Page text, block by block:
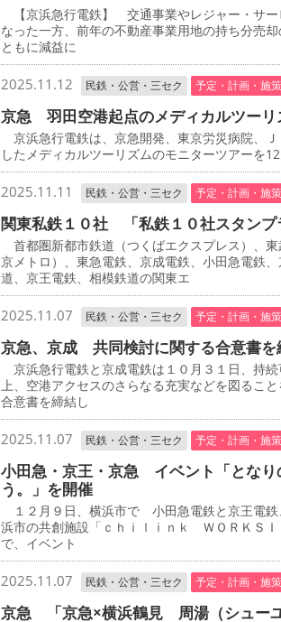
【京浜急行電鉄】 交通事業やレジャー・サー
なった一方、前年の不動産事業用地の持ち分売
ともに減益に
2025.11.12 民鉄・公営・三セク 予定・計画・施策
京急 羽田空港起点のメディカルツーリ
京浜急行電鉄は、京急開発、東京労災病院、
したメディカルツーリズムのモニターツアーを
2025.11.11 民鉄・公営・三セク 予定・計画・施策
関東私鉄１０社 「私鉄１０社スタンプ
首都圏新都市鉄道（つくばエクスプレス）、
京メトロ）、東急電鉄、京成電鉄、小田急電鉄
道、京王電鉄、相模鉄道の関東エ
2025.11.07 民鉄・公営・三セク 予定・計画・施策
京急、京成 共同検討に関する合意書
京浜急行電鉄と京成電鉄は１０月３１日、持
上、空港アクセスのさらなる充実などを図るこ
合意書を締結し
2025.11.07 民鉄・公営・三セク 予定・計画・施策
小田急・京王・京急 イベント「となり
う。」を開催
１２月９日、横浜市で 小田急電鉄と京王電鉄
浜市の共創施設「ｃｈｉｌｉｎｋ ＷＯＲＫＳ
で、イベント
2025.11.07 民鉄・公営・三セク 予定・計画・施策
京急 「京急×横浜鶴見 周湯（シュー